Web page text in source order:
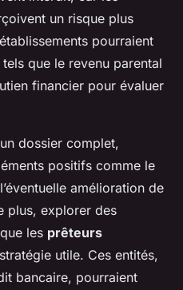
un risque plus
pourraient
que le revenu parental
financier pour évaluer
dossier complet,
positifs comme le
amélioration de
plus, explorer des
les prêteurs
utile. Ces entités,
bancaire, pourraient